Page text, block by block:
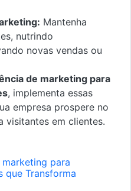
Mantenha
nutrindo
novas vendas ou
de marketing para
, implementa essas
empresa prospere no
visitantes em clientes.
marketing para
que Transforma